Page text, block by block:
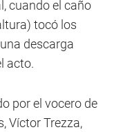
cuando el caño
tocó los
descarga
acto.
por el vocero de
Víctor Trezza,